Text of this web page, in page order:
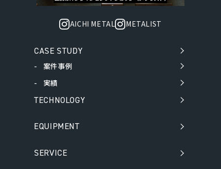
AICHI METAL METALIST
CASE STUDY
案件事例
実績
TECHNOLOGY
EQUIPMENT
SERVICE